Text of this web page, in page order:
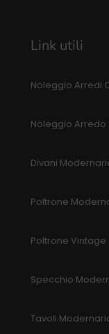
Link utili
Noleggio Arredi
Noleggio Arredo
Divani
Poltrone
Poltrone Vintage
Specchio
Tavoli